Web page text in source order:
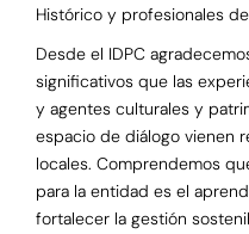
Histórico y profesionales
Desde el IDPC
significativos que las
y agentes culturales y
espacio de diálogo vienen
locales. Comprendemos
para la entidad es el
fortalecer la gestión